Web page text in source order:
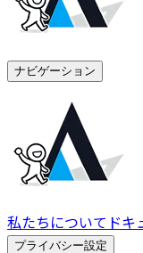
ナビゲーション
私たちについて ドキ
プライバシー設定